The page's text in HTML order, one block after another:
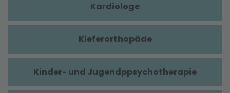
Kardiologe
Kieferorthopäde
Kinder- und Jugendppsychotherapie